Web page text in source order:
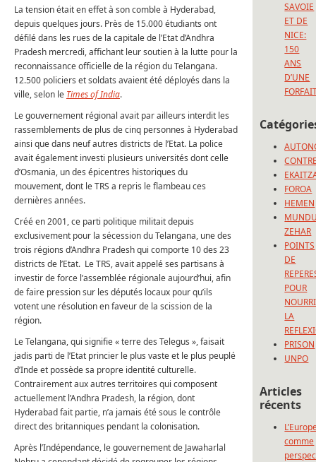
La tension était en effet à son comble à Hyderabad,
depuis quelques jours. Près de 15.000 étudiants ont
défilé dans les rues de la capitale de l’Etat d’Andhra
Pradesh mercredi, affichant leur soutien à la lutte pour la
reconnaissance officielle de la région du Telangana.
12.500 policiers et soldats avaient été déployés dans la
ville, selon le Times of India.
Le gouvernement régional avait par ailleurs interdit les
rassemblements de plus de cinq personnes à Hyderabad
ainsi que dans neuf autres districts de l’Etat. La police
avait également investi plusieurs universités dont celle
d’Osmania, un des épicentres historiques du
mouvement, dont le TRS a repris le flambeau ces
dernières années.
Créé en 2001, ce parti politique militait depuis
exclusivement pour la sécession du Telangana, une des
trois régions d’Andhra Pradesh qui comporte 10 des 23
districts de l’Etat. Le TRS, avait appelé ses partisans à
investir de force l’assemblée régionale aujourd’hui, afin
de faire pression sur les députés locaux pour qu’ils
votent une résolution en faveur de la scission de la
région.
Le Telangana, qui signifie « terre des Telegus », faisait
jadis parti de l’Etat princier le plus vaste et le plus peuplé
d’Inde et possède sa propre identité culturelle.
Contrairement aux autres territoires qui composent
actuellement l’Andhra Pradesh, la région, dont
Hyderabad fait partie, n’a jamais été sous le contrôle
direct des britanniques pendant la colonisation.
Après l’Indépendance, le gouvernement de Jawaharlal
SAVOIE
ET DE
NICE:
150
ANS
D’UNE
FOROA
HEMEN
ZEHAR
POINTS
DE
POUR
LA
PRISON
UNPO
Articles
récents
comme